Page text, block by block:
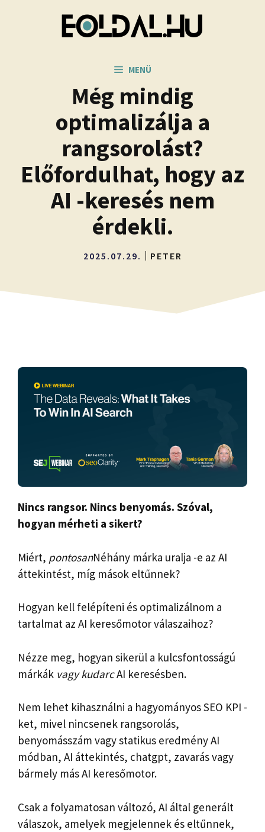
MENÜ
Még mindig
optimalizálja a
rangsorolást?
Előfordulhat, hogy az
AI -keresés nem
érdekli.
2025.07.29. PETER
Nincs rangsor. Nincs benyomás. Szóval,
hogyan mérheti a sikert?
Miért, pontosanNéhány márka uralja -e az AI
áttekintést, míg mások eltűnnek?
Hogyan kell felépíteni és optimalizálnom a
tartalmat az AI keresőmotor válaszaihoz?
Nézze meg, hogyan sikerül a kulcsfontosságú
márkák vagy kudarcAI keresésben.
Nem lehet kihasználni a hagyományos SEO KPI -
ket, mivel nincsenek rangsorolás,
benyomásszám vagy statikus eredmény AI
módban, AI áttekintés, chatgpt, zavarás vagy
bármely más AI keresőmotor.
Csak a folyamatosan változó, AI által generált
válaszok, amelyek megjelennek és eltűnnek,